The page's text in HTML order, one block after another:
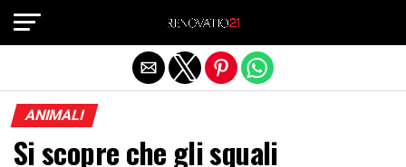
ANIMALI
Si scopre che gli squali
Exit mobile version